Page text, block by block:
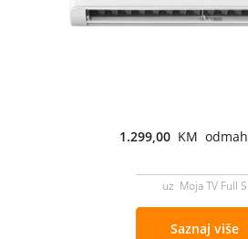
1.299,00 KM odmah
uz Moja TV Full S
Saznaj više